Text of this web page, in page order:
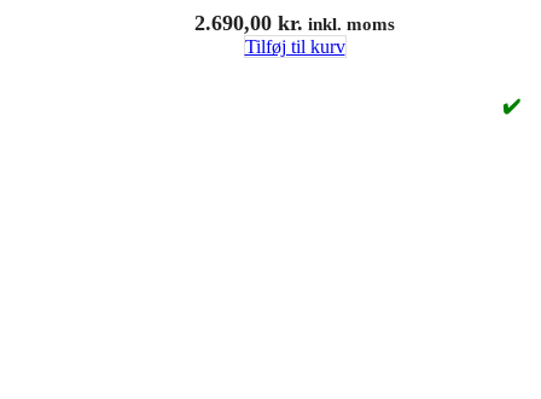
2.690,00 kr. inkl. moms
Tilføj til kurv
✔️